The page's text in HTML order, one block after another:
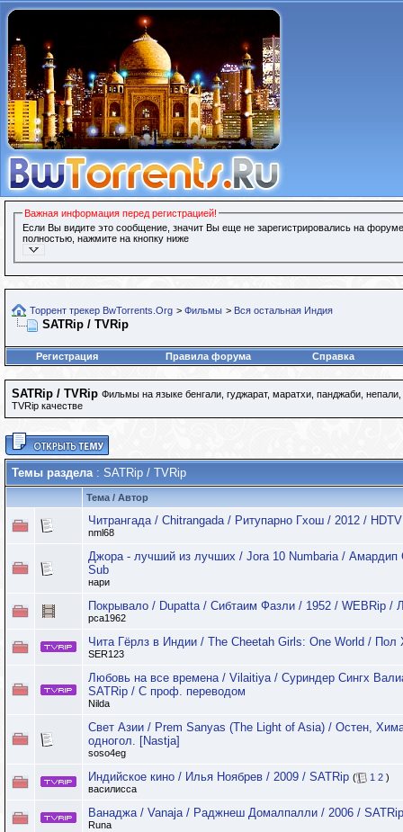
Важная информация перед регистрацией!
Если Вы видите это сообщение, значит Вы еще не зарегистрировались на
полностью, нажмите на кнопку ниже
Торрент трекер BwTorrents.Org > Фильмы > Вся остальная Индия
SATRip / TVRip
Регистрация Правила форума Справка
SATRip / TVRip Фильмы на языке бенгали, гуджарат, маратхи, панджаби,
TVRip качестве
Темы раздела: SATRip / TVRip
Тема / Автор
Читрангада / Chitrangada / Ритупарно Гхош / 2012 /
nml68
Джора - лучший из лучших / Jora 10 Numbaria / Амардип
Sub
нари
Покрывало / Dupatta / Сибтаим Фазли / 1952 / WEBRip /
pca1962
Чита Гёрлз в Индии / The Cheetah Girls: One World /
SER123
Любовь на все времена / Vilaitiya / Суриндер Сингх
SATRip / С проф. переводом
Nilda
Свет Азии / Prem Sanyas (The Light of Asia) / Остен,
одногол. [Nastja]
soso4eg
Индийское кино / Илья Ноябрев / 2009 / SATRip ( 1 2 )
василисса
Ванаджа / Vanaja / Раджнеш Домалпалли / 2006 / SATRip
Runa